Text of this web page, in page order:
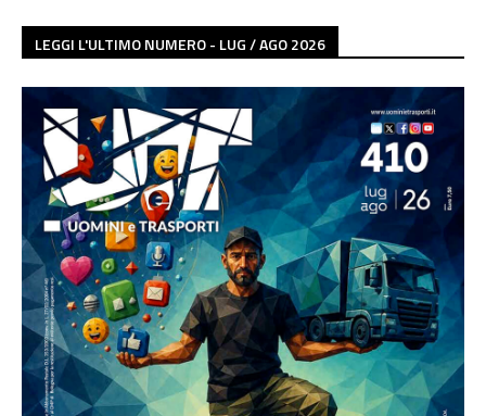
LEGGI L'ULTIMO NUMERO - LUG / AGO 2026